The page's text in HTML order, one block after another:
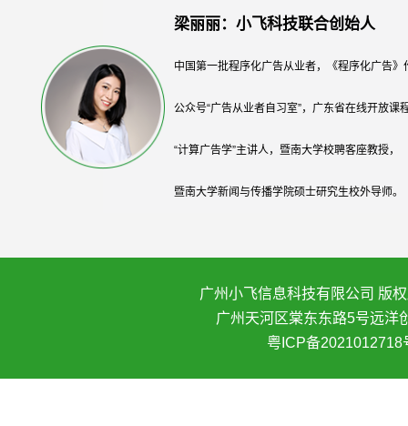
梁丽丽：小飞科技联合创始人
中国第一批程序化广告从业者，《程序化广告》
公众号“广告从业者自习室”，广东省在线开放课
“计算广告学”主讲人，暨南大学校聘客座教授，
暨南大学新闻与传播学院硕士研究生校外导师。
广州小飞信息科技有限公司 版
广州天河区棠东东路5号远洋
粤ICP备2021012718